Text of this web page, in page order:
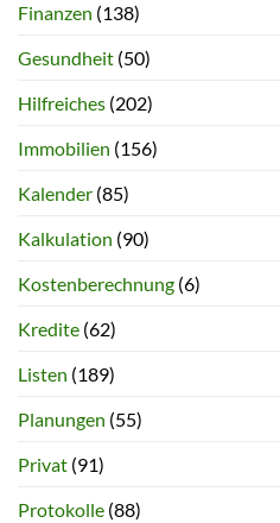
Finanzen (138)
Gesundheit (50)
Hilfreiches (202)
Immobilien (156)
Kalender (85)
Kalkulation (90)
Kostenberechnung (6)
Kredite (62)
Listen (189)
Planungen (55)
Privat (91)
Protokolle (88)